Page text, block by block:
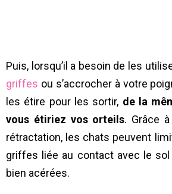
Puis, lorsqu’il a besoin de les
griffes ou s’accrocher à votre
les étire pour les sortir, de la
vous étiriez vos orteils. Grâce
rétractation, les chats peuvent
griffes liée au contact avec le
bien acérées.